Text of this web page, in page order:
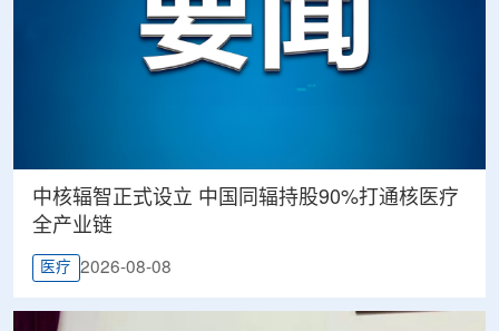
中核辐智正式设立 中国同辐持股90%打通核医疗
全产业链
医疗 2026-08-08